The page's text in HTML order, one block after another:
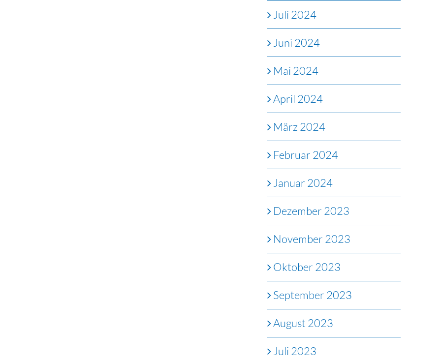
Juli 2024
Juni 2024
Mai 2024
April 2024
März 2024
Februar 2024
Januar 2024
Dezember 2023
November 2023
Oktober 2023
September 2023
August 2023
Juli 2023